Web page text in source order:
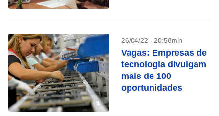
26/04/22 - 20:58min
Vagas: Empresas de
tecnologia divulgam
mais de 100
oportunidades